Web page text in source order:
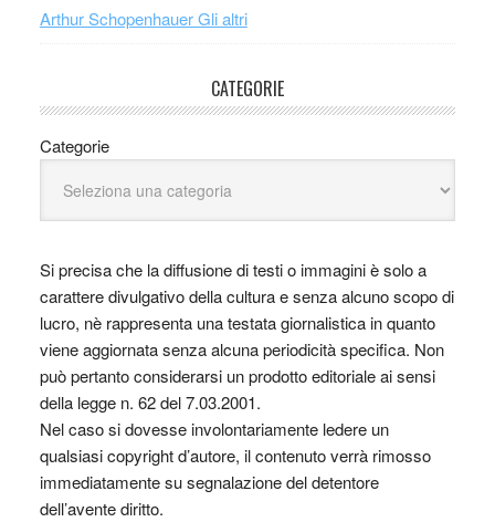
Arthur Schopenhauer Gli altri
CATEGORIE
Categorie
Si precisa che la diffusione di testi o immagini è solo a
carattere divulgativo della cultura e senza alcuno scopo di
lucro, nè rappresenta una testata giornalistica in quanto
viene aggiornata senza alcuna periodicità specifica. Non
può pertanto considerarsi un prodotto editoriale ai sensi
della legge n. 62 del 7.03.2001.
Nel caso si dovesse involontariamente ledere un
qualsiasi copyright d’autore, il contenuto verrà rimosso
immediatamente su segnalazione del detentore
dell’avente diritto.